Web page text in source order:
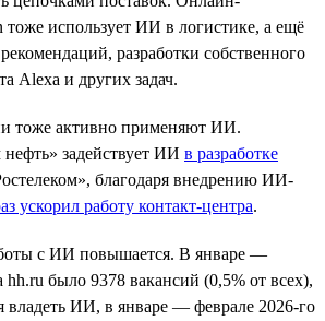
тоже использует ИИ в логистике, а ещё
разработки собственного
Alexa и других задач.
тоже активно применяют ИИ.
задействует ИИ в разработке
благодаря внедрению ИИ-
ускорил работу контакт-центра.
с ИИ повышается. В январе —
hh.ru было 9378 вакансий (0,5% от всех),
владеть ИИ, в январе — феврале 2026-го